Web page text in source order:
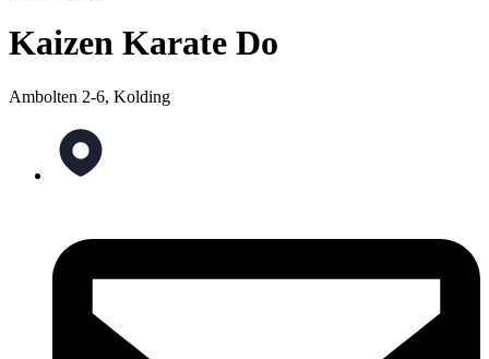
Kaizen Karate Do
Ambolten 2-6, Kolding